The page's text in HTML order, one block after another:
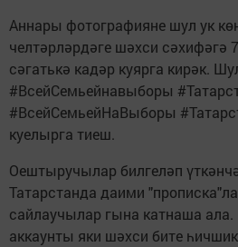
Аннары фотографияне шул ук
челтәрләрдәге шәхси сәхифәгә
сәгатькә кадәр куярга кирәк.
#ВсейСемьейнавыборы
#ВсейСемьейНаВыборы
куелырга тиеш.
Оештыручылар билгеләп
Татарстанда даими
сайлаучылар гына катнаша
аккаунты яки шәхси бите